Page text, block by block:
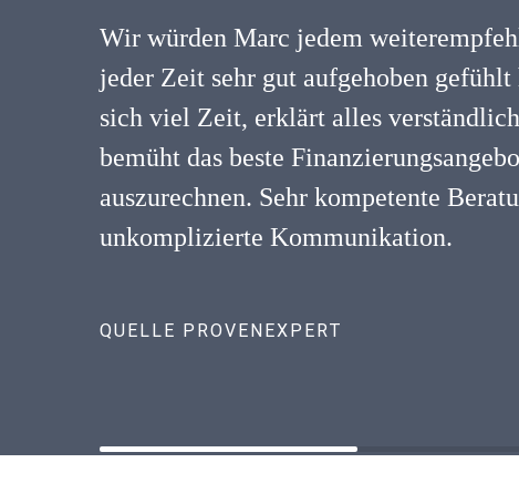
Wir würden Marc jedem
jeder Zeit sehr gut aufgehoben
sich viel Zeit, erklärt alles
bemüht das beste
auszurechnen. Sehr kompetente
unkomplizierte Kommunikation.
QUELLE PROVENEXPERT